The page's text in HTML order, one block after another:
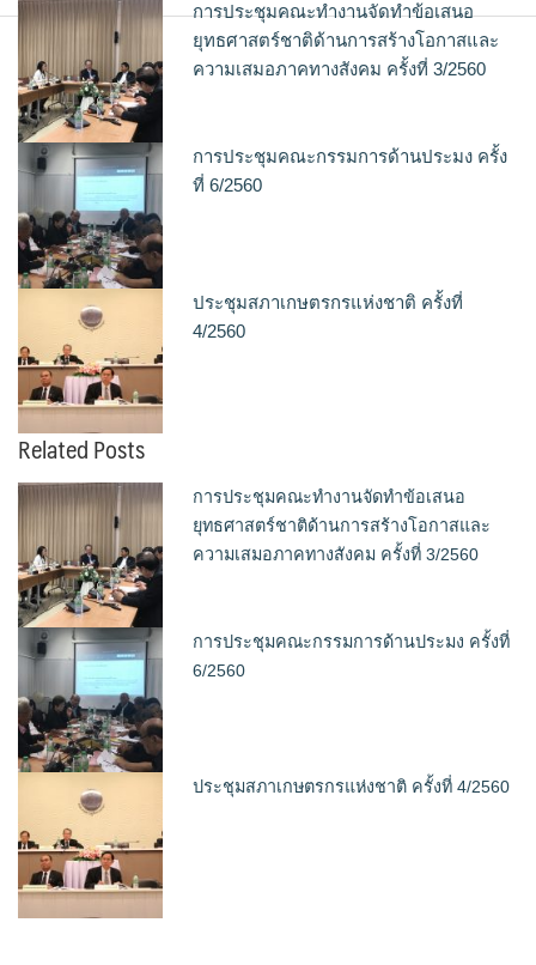
การประชุมคณะทำงานจัดทำข้อเสนอ
ยุทธศาสตร์ชาติด้านการสร้างโอกาสและ
ความเสมอภาคทางสังคม ครั้งที่ 3/2560
การประชุมคณะกรรมการด้านประมง ครั้ง
ที่ 6/2560
ประชุมสภาเกษตรกรแห่งชาติ ครั้งที่
4/2560
Related Posts
การประชุมคณะทำงานจัดทำข้อเสนอ
ยุทธศาสตร์ชาติด้านการสร้างโอกาสและ
ความเสมอภาคทางสังคม ครั้งที่ 3/2560
การประชุมคณะกรรมการด้านประมง ครั้งที่
6/2560
ประชุมสภาเกษตรกรแห่งชาติ ครั้งที่ 4/2560